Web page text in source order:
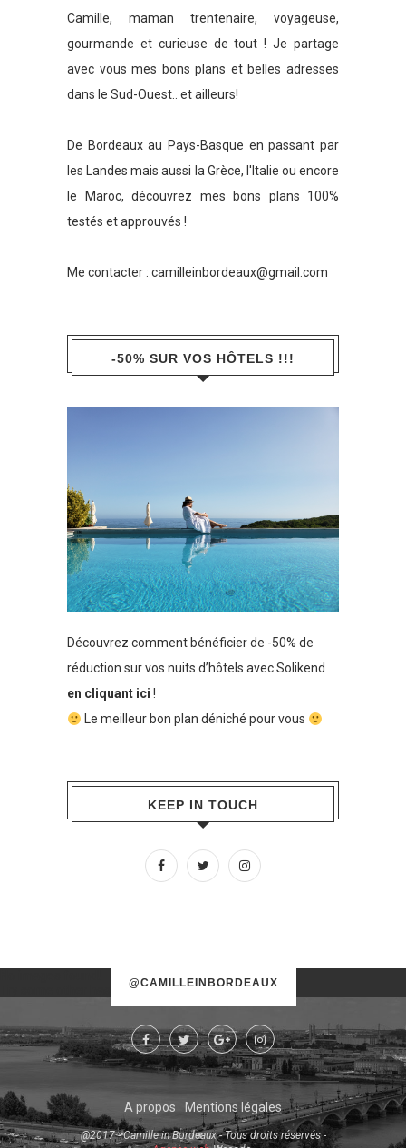
Camille, maman trentenaire, voyageuse,
gourmande et curieuse de tout ! Je partage
avec vous mes bons plans et belles adresses
dans le Sud-Ouest.. et ailleurs!
De Bordeaux au Pays-Basque en passant par
les Landes mais aussi la Grèce, l'Italie ou encore
le Maroc, découvrez mes bons plans 100%
testés et approuvés !
Me contacter : camilleinbordeaux@gmail.com
-50% SUR VOS HÔTELS !!!
Découvrez comment bénéficier de -50% de
réduction sur vos nuits d’hôtels avec Solikend
en cliquant ici !
Le meilleur bon plan déniché pour vous
KEEP IN TOUCH
@CAMILLEINBORDEAUX
Try some other hashtag or username
A propos Mentions légales
@2017 - Camille in Bordeaux - Tous droits réservés -